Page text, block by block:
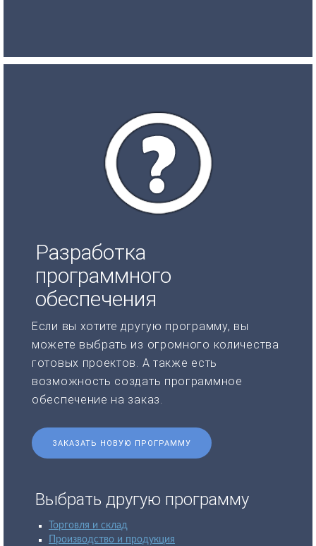
Разработка
программного
обеспечения
Если вы хотите другую программу, вы
можете выбрать из огромного количества
готовых проектов. А также есть
возможность создать программное
обеспечение на заказ.
ЗАКАЗАТЬ НОВУЮ ПРОГРАММУ
Выбрать другую программу
Торговля и склад
Производство и продукция